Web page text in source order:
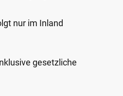
nur im Inland
gesetzliche